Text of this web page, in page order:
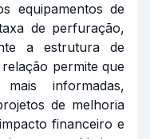
equipamentos de
de perfuração,
a estrutura de
permite que
informadas,
de melhoria
financeiro e